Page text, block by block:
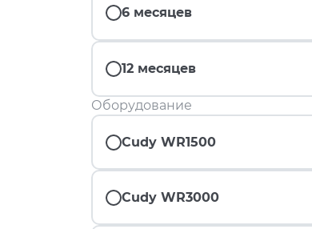
6 месяцев
12 месяцев
Оборудование
Cudy WR1500
Cudy WR3000